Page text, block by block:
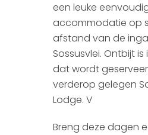
een leuke
accommodatie op
afstand van de
Sossusvlei. Ontbijt
dat wordt
verderop gelegen
Lodge. V
Breng deze dagen